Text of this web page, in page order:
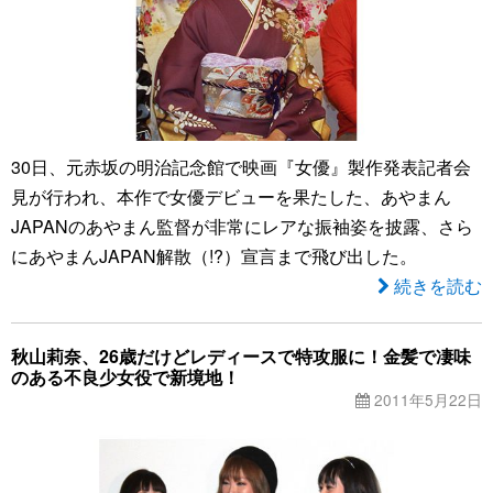
30日、元赤坂の明治記念館で映画『女優』製作発表記者会
見が行われ、本作で女優デビューを果たした、あやまん
JAPANのあやまん監督が非常にレアな振袖姿を披露、さら
にあやまんJAPAN解散（!?）宣言まで飛び出した。
続きを読む
秋山莉奈、26歳だけどレディースで特攻服に！金髪で凄味
のある不良少女役で新境地！
2011年5月22日